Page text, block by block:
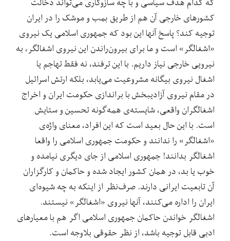
کشورهای خارجی آن هم از طریق بمب و موشک را در ایران
توجیه کند؟ پاسخ آنها این بود که جمهوری اسلامی یک نیروی
«اشغالگر» است و ما برای بیرون‌راندن این نیروی اشغالگر، به
نیرویی خارجی نیاز داریم. با این ترفند، نه فقط تهاجم یا
اشغال نیروی بیگانه مشروعیت می‌یابد، بلکه ارتش اسرائیل
در مقام نیروی آزادیبخش با براندازی حکومت ایران و اخراج
اشغالگران واقعی، شایسته‌ی همه‌گونه تحسین و ستایش
است. با این حال بعید است که این افراد، معنای واژه‌ی
«اشغالگر» را ندانند و حکومت جمهوری اسلامی را واقعا
اشغالگر بدانند! جمهوری اسلامی از جای دیگری نیامده و
خوب یا بد، در همان کشور ایجاد شده و حاکمان و کارگزاران
آن تابعیت ایرانی دارند. صرف‌نظر از اینکه به چه شیوه‌ای
ایران را اداره می‌کنند، آنها نیروی «اشغالگر» نیستند.
اشغالگر خواندن حاکمان جمهوری اسلامی اگر هم با معیارهای
ادبی قابل توجیه باشد، از نظر حقوقی بلاوجه است.